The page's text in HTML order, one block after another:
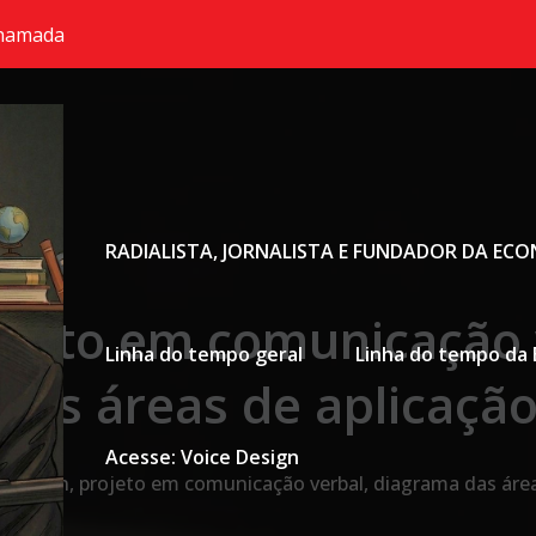
RADIALISTA, JORNALISTA E FUNDADOR DA
Linha do tempo geral Linha do tempo da
Acesse: Voice Design
em
das áreas de aplicação
Design, projeto em comunicação verbal, diagrama das